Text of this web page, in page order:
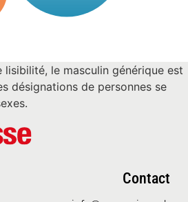
lisibilité, le masculin générique est
désignations de personnes se
Contact